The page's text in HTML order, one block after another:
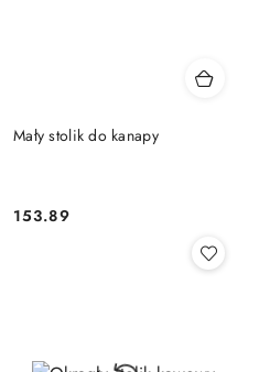
Mały stolik do kanapy
Cena:
153.89